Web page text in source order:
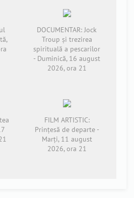
DOCUMENTAR: Jock
Troup și trezirea
spirituală a pescarilor
- Duminică, 16 august
2026, ora 21
FILM ARTISTIC:
Prințesă de departe -
Marți, 11 august
2026, ora 21